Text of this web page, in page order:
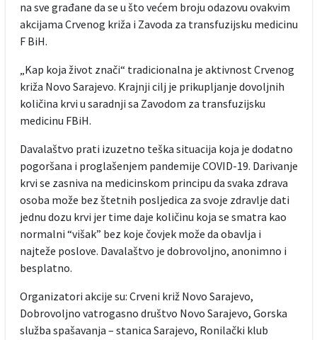
na sve građane da se u što većem broju odazovu ovakvim
akcijama Crvenog križa i Zavoda za transfuzijsku medicinu
F BiH.
„Kap koja život znači“ tradicionalna je aktivnost Crvenog
križa Novo Sarajevo. Krajnji cilj je prikupljanje dovoljnih
količina krvi u saradnji sa Zavodom za transfuzijsku
medicinu FBiH.
Davalaštvo prati izuzetno teška situacija koja je dodatno
pogoršana i proglašenjem pandemije COVID-19. Darivanje
krvi se zasniva na medicinskom principu da svaka zdrava
osoba može bez štetnih posljedica za svoje zdravlje dati
jednu dozu krvi jer time daje količinu koja se smatra kao
normalni “višak” bez koje čovjek može da obavlja i
najteže poslove. Davalaštvo je dobrovoljno, anonimno i
besplatno.
Organizatori akcije su: Crveni križ Novo Sarajevo,
Dobrovoljno vatrogasno društvo Novo Sarajevo, Gorska
služba spašavanja – stanica Sarajevo, Ronilački klub